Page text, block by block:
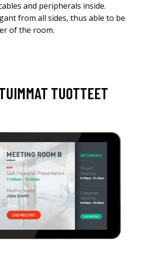
and peripherals inside.
from all sides, thus able to be
of the room.
TUOTTEET